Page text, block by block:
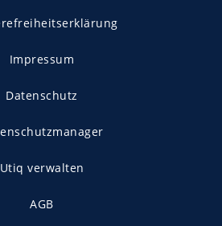
Impressum
Datenschutz
Utiq verwalten
AGB